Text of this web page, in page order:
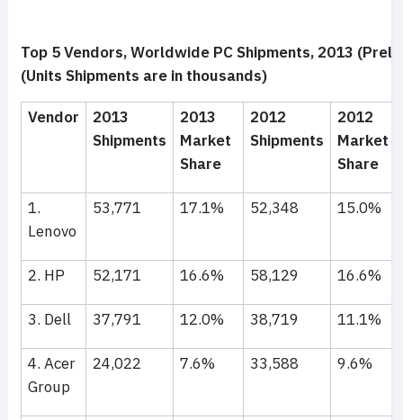
Top 5 Vendors, Worldwide PC Shipments, 2013
(Units Shipments are in thousands)
Vendor
2013
Shipments
2013
Market
Share
2012
Shipments
2012
Market
Share
1.
Lenovo
53,771 17.1% 52,348 15.0%
2. HP 52,171 16.6% 58,129 16.6%
3. Dell 37,791 12.0% 38,719 11.1%
4. Acer
Group
24,022 7.6% 33,588 9.6%